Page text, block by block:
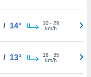
/ 14° 10- 29
km/h
/ 13° 16- 35
km/h